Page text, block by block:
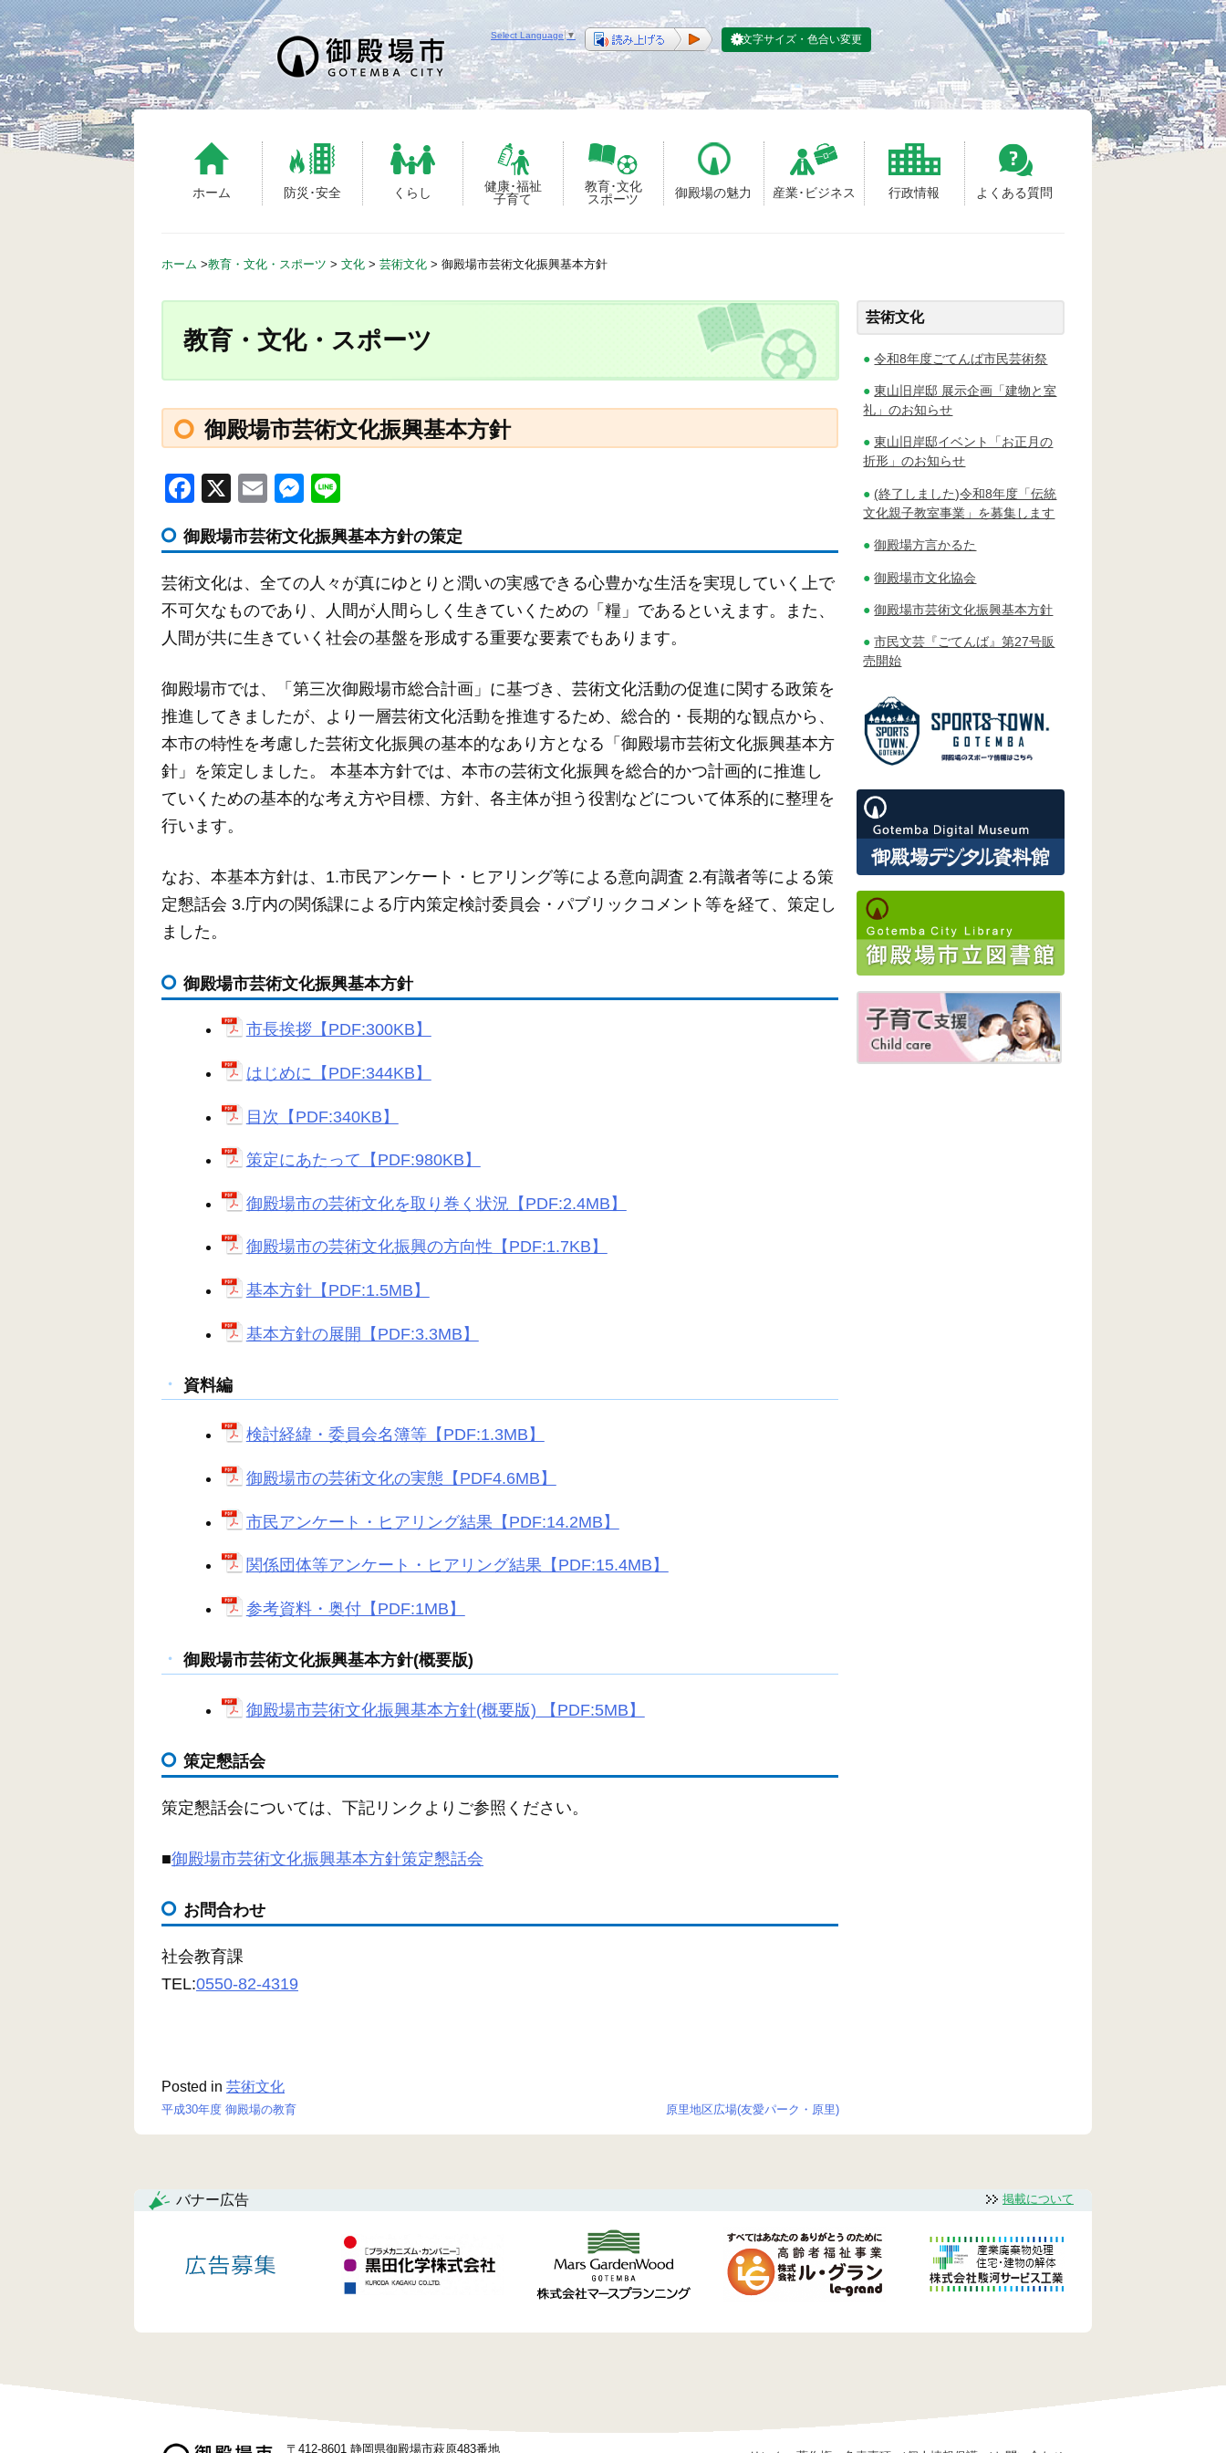
S
k
i
p
t
o
c
ホーム 防災･安全 くらし
健康･福祉
子育て
教育･文化
スポーツ
御殿場の魅力 産業･ビジネス 行政情報 よくある質問
Select Language ▼ 文字サイズ・色合い変更
ホーム >教育・文化・スポーツ > 文化 > 芸術文化 > 御殿場市芸術文化振興基本方針
教育・文化・スポーツ
御殿場市芸術文化振興基本方針
F
c
e
b
o
k
X
E
ail
M
ss
e
n
g
e
御殿場市芸術文化振興基本方針の策定
芸術文化は、全ての人々が真にゆとりと潤いの実感できる心豊かな生活を実現していく上で
不可欠なものであり、人間が人間らしく生きていくための「糧」であるといえます。また、
人間が共に生きていく社会の基盤を形成する重要な要素でもあります。
御殿場市では、「第三次御殿場市総合計画」に基づき、芸術文化活動の促進に関する政策を
推進してきましたが、より一層芸術文化活動を推進するため、総合的・長期的な観点から、
本市の特性を考慮した芸術文化振興の基本的なあり方となる「御殿場市芸術文化振興基本方
針」を策定しました。 本基本方針では、本市の芸術文化振興を総合的かつ計画的に推進し
ていくための基本的な考え方や目標、方針、各主体が担う役割などについて体系的に整理を
行います。
なお、本基本方針は、1.市民アンケート・ヒアリング等による意向調査 2.有識者等による策
定懇話会 3.庁内の関係課による庁内策定検討委員会・パブリックコメント等を経て、策定し
ました。
御殿場市芸術文化振興基本方針
市長挨拶【PDF:300KB】
はじめに【PDF:344KB】
目次【PDF:340KB】
策定にあたって【PDF:980KB】
御殿場市の芸術文化を取り巻く状況【PDF:2.4MB】
御殿場市の芸術文化振興の方向性【PDF:1.7KB】
基本方針【PDF:1.5MB】
基本方針の展開【PDF:3.3MB】
資料編
検討経緯・委員会名簿等【PDF:1.3MB】
御殿場市の芸術文化の実態【PDF4.6MB】
市民アンケート・ヒアリング結果【PDF:14.2MB】
関係団体等アンケート・ヒアリング結果【PDF:15.4MB】
参考資料・奥付【PDF:1MB】
御殿場市芸術文化振興基本方針(概要版)
御殿場市芸術文化振興基本方針(概要版) 【PDF:5MB】
策定懇話会
策定懇話会については、下記リンクよりご参照ください。
■御殿場市芸術文化振興基本方針策定懇話会
お問合わせ
社会教育課
TEL:0550-82-4319
Posted in 芸術文化
投
ナ
シ
ン
平成30年度 御殿場の教育 原里地区広場(友愛パーク・原里)
芸術文化
令和8年度ごてんば市民芸術祭
東山旧岸邸 展示企画「建物と室
礼」のお知らせ
東山旧岸邸イベント「お正月の
折形」のお知らせ
(終了しました)令和8年度「伝統
文化親子教室事業」を募集します
御殿場方言かるた
御殿場市文化協会
御殿場市芸術文化振興基本方針
市民文芸『ごてんば』第27号販
売開始
バナー広告 掲載について
〒412-8601 静岡県御殿場市萩原483番地